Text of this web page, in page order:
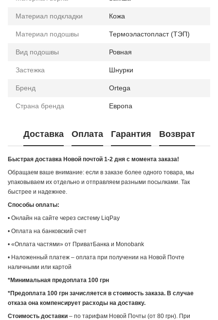
Материал подкладки Кожа
Материал подошвы Термоэластопласт (ТЭП)
Вид подошвы Ровная
Застежка Шнурки
Бренд Ortega
Страна бренда Европа
Доставка Оплата Гарантия Возврат
Быстрая доставка Новой почтой 1-2 дня с момента заказа!
Обращаем ваше внимание: если в заказе более одного товара, мы
упаковываем их отдельно и отправляем разными посылками. Так
быстрее и надежнее.
Способы оплаты:
• Онлайн на сайте через систему LiqPay
• Оплата на банковский счет
• «Оплата частями» от ПриватБанка и Monobank
• Наложенный платеж – оплата при получении на Новой Почте
наличными или картой
*Минимальная предоплата 100 грн
*Предоплата 100 грн зачисляется в стоимость заказа. В случае
отказа она компенсирует расходы на доставку.
Стоимость доставки – по тарифам Новой Почты (от 80 грн). При